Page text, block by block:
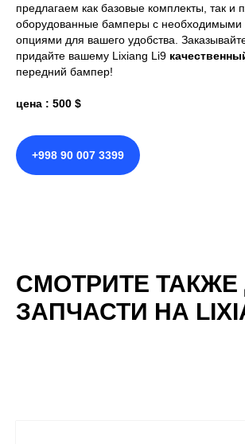
предлагаем как базовые комплекты, так и
оборудованные бамперы с необходимыми
опциями для вашего удобства.
придайте вашему Lixiang Li9
передний бампер!
цена : 500 $
+998 90 007 3399
СМОТРИТЕ ТАКЖЕ
ЗАПЧАСТИ НА